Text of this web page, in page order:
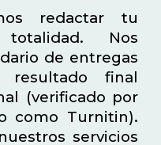
redactar tu
Nos
de entregas
resultado final
(verificado por
como Turnitin).
servicios